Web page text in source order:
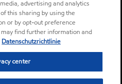
advertising and analytics
this sharing by using the
or by opt-out preference
find further information and
Datenschutzrichtlinie
center